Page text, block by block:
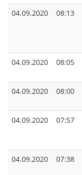
04.09.2020
08:13
04.09.2020
08:05
04.09.2020
08:00
04.09.2020
07:57
04.09.2020
07:38